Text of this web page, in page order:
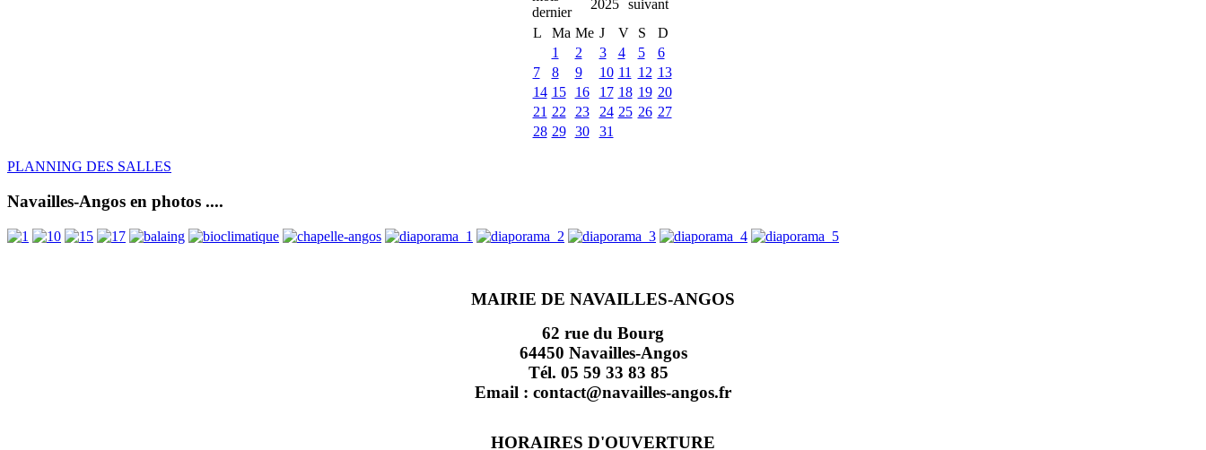
2025
L
Ma Me J V S
D
1
2 3 4 5
6
7
8 9 10 11 12 13
14 15 16 17 18 19 20
21 22 23 24 25 26 27
28 29 30 31
PLANNING DES SALLES
Navailles-Angos en photos ....
MAIRIE DE NAVAILLES-ANGOS
62 rue du Bourg
64450 Navailles-Angos
Tél. 05 59 33 83 85
Email : contact@navailles-angos.fr
HORAIRES D'OUVERTURE